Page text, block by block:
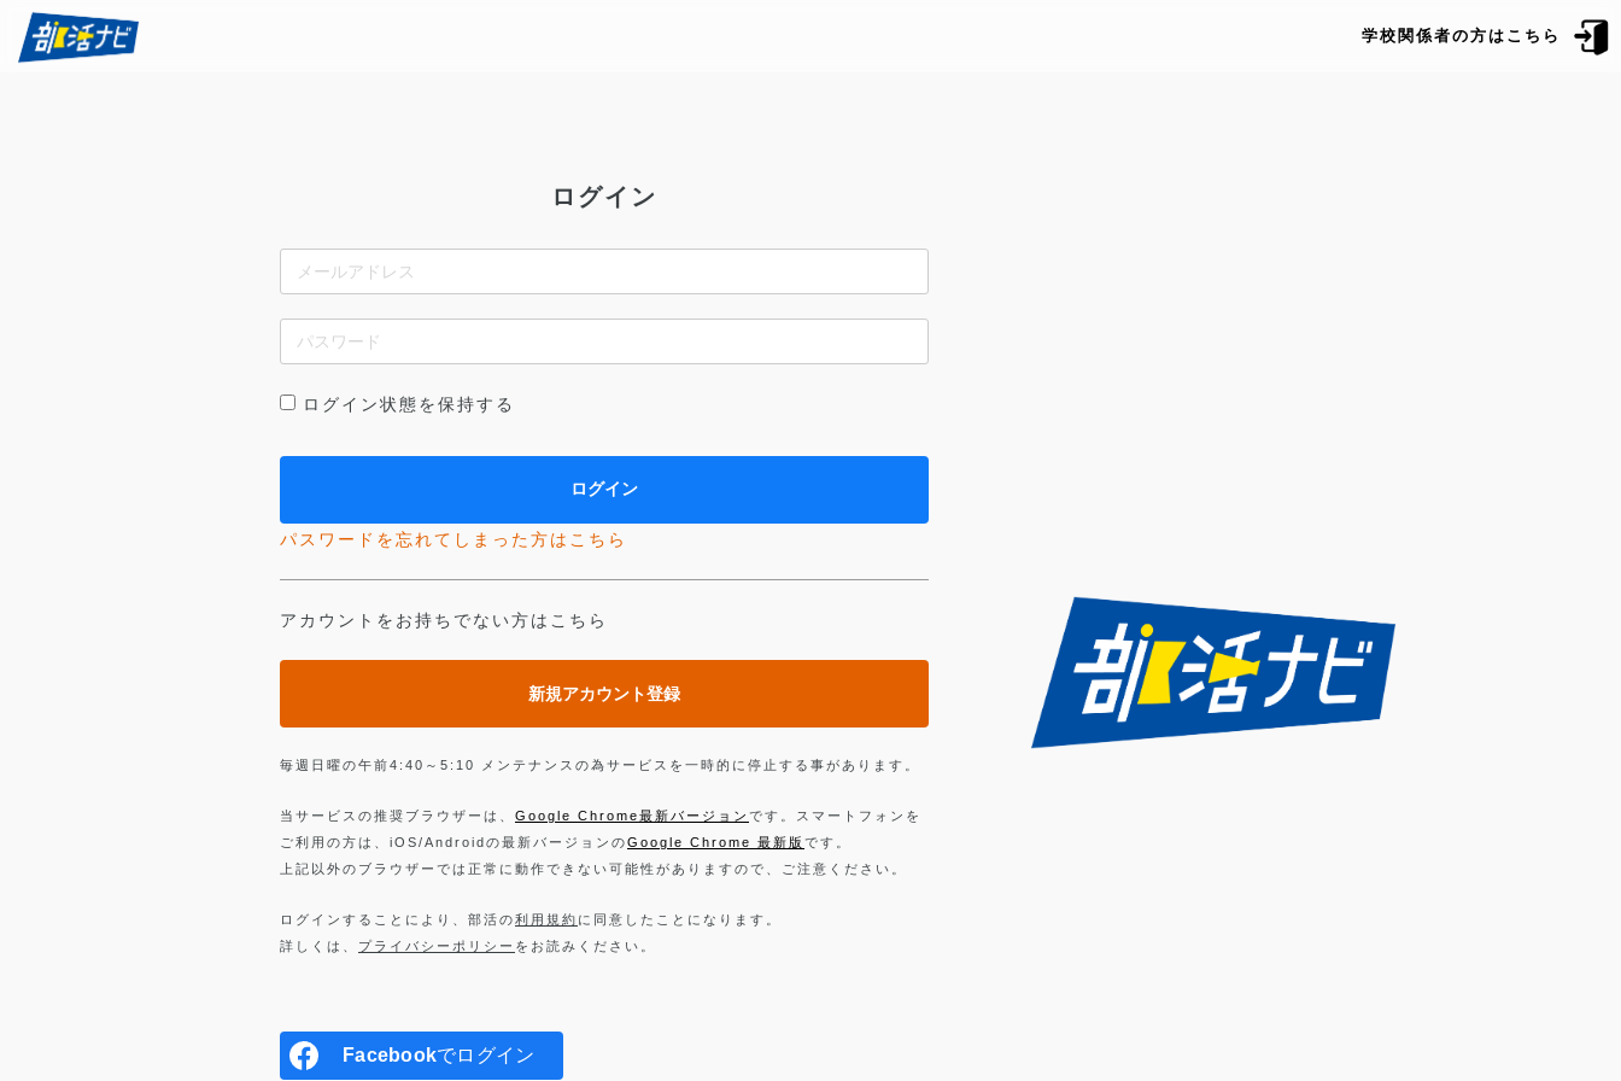
学校関係者の方はこちら
ログイン
ログイン状態を保持する
パスワードを忘れてしまった方はこちら
アカウントをお持ちでない方はこちら
新規アカウント登録
毎週日曜の午前4:40～5:10 メンテナンスの為サービスを一時的に停止する事があります。
当サービスの推奨ブラウザーは、 Google Chrome最新バージョン です。スマートフォンを
ご利用の方は、iOS/Androidの最新バージョンのGoogle Chrome 最新版 です。
上記以外のブラウザーでは正常に動作できない可能性がありますので、ご注意ください。
ログインすることにより、部活の利用規約 に同意したことになります。
詳しくは、 プライバシーポリシー をお読みください。
Facebookでログイン